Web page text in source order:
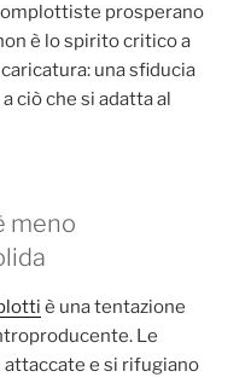
prosperano
è lo spirito critico a
una sfiducia
ciò che si adatta al
meno
è una tentazione
Le
e si rifugiano